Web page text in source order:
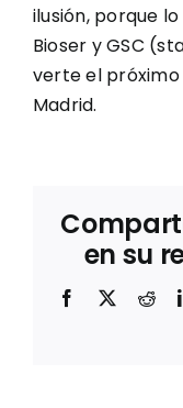
ilusión, porque
Bioser y GSC
verte el próximo
Madrid.
en su
Facebook
X